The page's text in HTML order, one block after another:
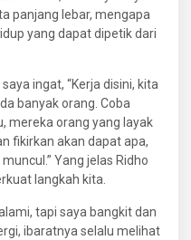
panjang lebar, mengapa
yang dapat dipetik dari
ingat, “Kerja disini, kita
banyak orang. Coba
mereka orang yang layak
fikirkan akan dapat apa,
Yang jelas Ridho
langkah kita.
tapi saya bangkit dan
ibaratnya selalu melihat